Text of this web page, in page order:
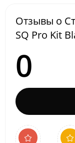
Отзывы о
SQ Pro Kit
0